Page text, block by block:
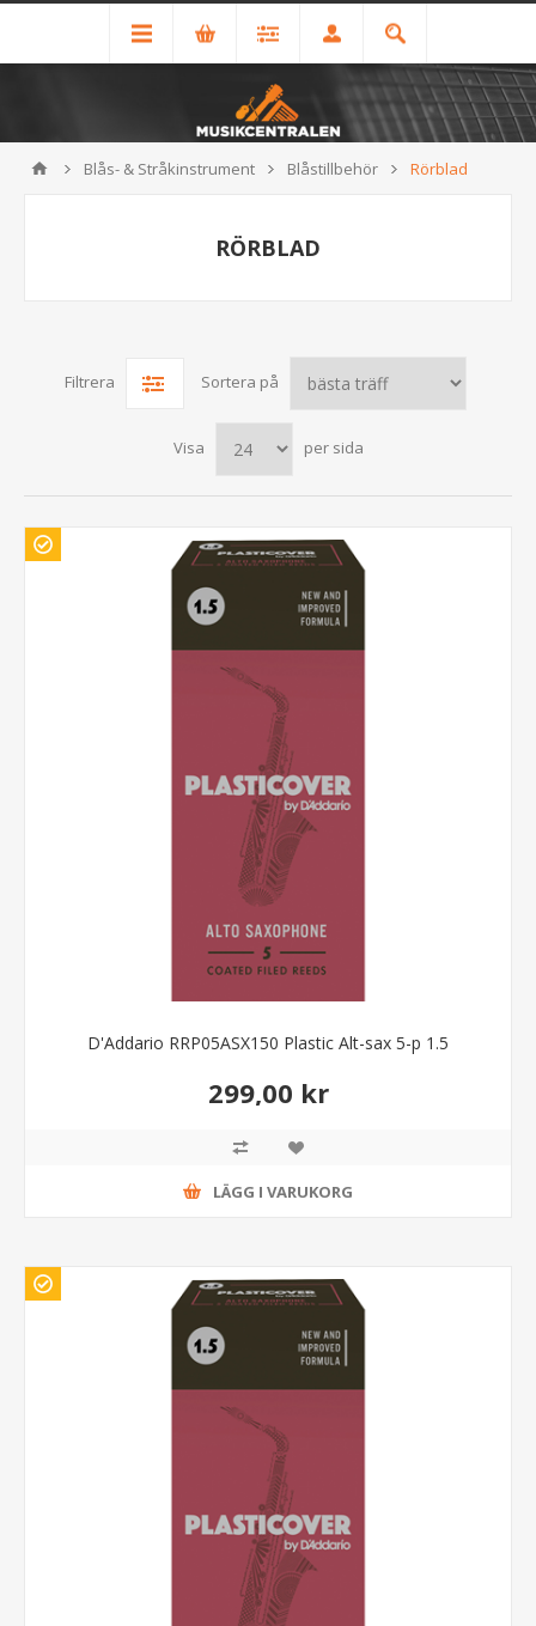
Blås- & Stråkinstrument Blåstillbehör Rörblad
RÖRBLAD
Filtrera Sortera på
Visa per sida
D'Addario RRP05ASX150 Plastic Alt-sax 5-p 1.5
299,00 kr
LÄGG I VARUKORG